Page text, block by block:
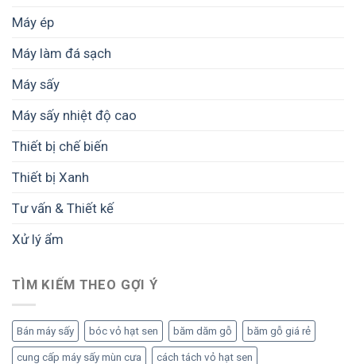
Máy ép
Máy làm đá sạch
Máy sấy
Máy sấy nhiệt độ cao
Thiết bị chế biến
Thiết bị Xanh
Tư vấn & Thiết kế
Xử lý ẩm
TÌM KIẾM THEO GỢI Ý
Bán máy sấy bóc vỏ hạt sen băm dăm gỗ băm gỗ giá rẻ
cung cấp máy sấy mùn cưa cách tách vỏ hạt sen